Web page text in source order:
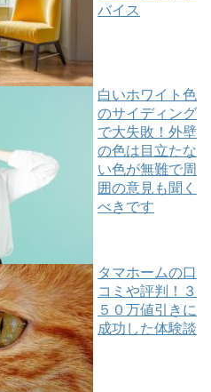
バイス
白いホワイト色
のサイディング
で大失敗！外壁
の色は目立たな
い色が無難で周
囲の意見も聞く
べきです
タマホームの口
コミや評判！３
５０万値引きに
成功した体験談